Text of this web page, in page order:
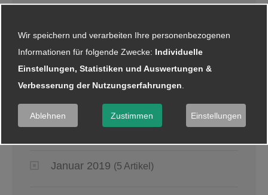
Mai 2019 (2 Artikel)
April 2019 (4 Artikel)
Januar 2019 (5 Artikel)
Wir speichern und verarbeiten Ihre personenbezogenen
Informationen für folgende Zwecke: Individuelle
Einstellungen, Statistiken und Auswertungen &
Verbesserung der Nutzungserfahrungen.
Ablehnen Zustimmen Einstellungen